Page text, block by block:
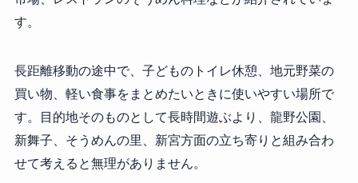
す。
長距離移動の途中で、子どものトイレ休憩、地元野菜の
買い物、軽い食事をまとめたいときに使いやすい場所で
す。目的地そのものとして長時間遊ぶより、龍野公園、
新舞子、そうめんの里、新宮方面の立ち寄りと組み合わ
せて考えると無理がありません。